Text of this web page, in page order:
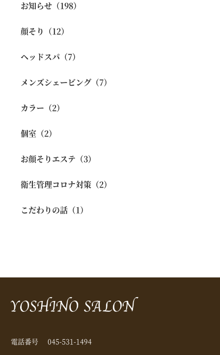
お知らせ（198）
顔そり（12）
ヘッドスパ（7）
メンズシェービング（7）
カラー（2）
個室（2）
お顔そりエステ（3）
衛生管理コロナ対策（2）
こだわりの話（1）
電話番号 045-531-1494